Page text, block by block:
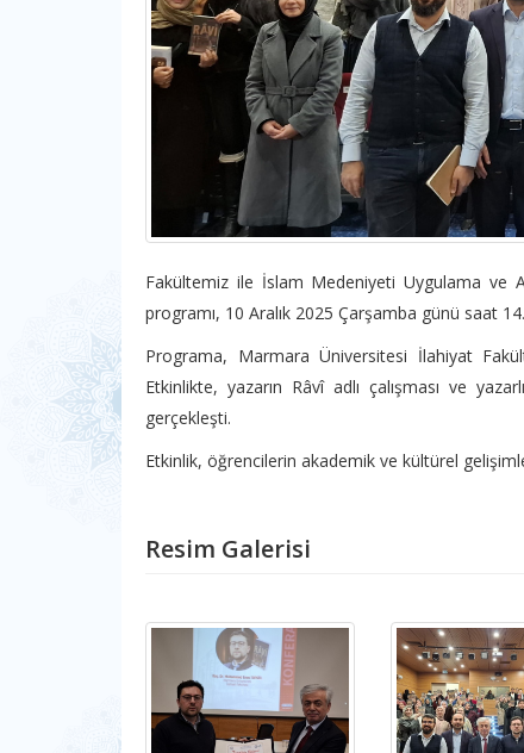
Fakültemiz ile İslam Medeniyeti Uygulama ve
programı, 10 Aralık 2025 Çarşamba günü saat
Programa, Marmara Üniversitesi İlahiyat
Etkinlikte, yazarın Râvî adlı çalışması ve
gerçekleşti.
Etkinlik, öğrencilerin akademik ve kültürel
Resim Galerisi